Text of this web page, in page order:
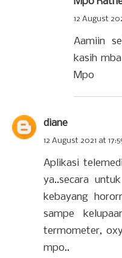
12 August
Aamiin
kasih
Mpo
diane
12 August 2021 at
Aplikasi
ya..secara
kebayang
sampe
termometer,
mpo..